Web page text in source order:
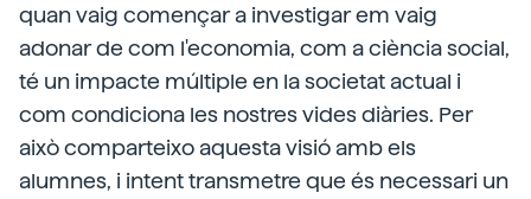
quan vaig començar a investigar em vaig
adonar de com l'economia, com a ciència social,
té un impacte múltiple en la societat actual i
com condiciona les nostres vides diàries. Per
això comparteixo aquesta visió amb els
alumnes, i intent transmetre que és necessari un